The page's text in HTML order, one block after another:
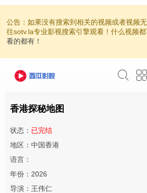
公告：如果没有搜索到相关的视频或者视频
往sotv.la专业影视搜索引擎观看！什么视频都
看的都有！
香港探秘地图
状态： 已完结
地区：中国香港
语言：
年份：2026
导演： 王伟仁